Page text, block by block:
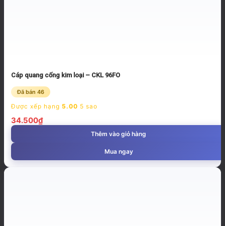
Cáp quang cống kim loại – CKL 96FO
Đã bán 46
Được xếp hạng 5.00 5 sao
34.500₫
Thêm vào giỏ hàng
Mua ngay